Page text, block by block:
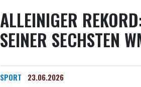
ALLEINIGER
SEINER SECHSTEN
SPORT 23.06.2026